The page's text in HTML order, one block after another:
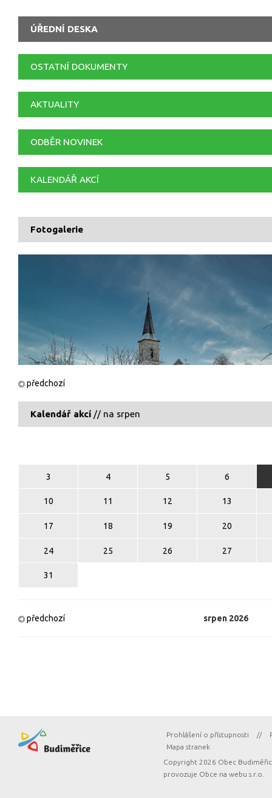
ÚŘEDNÍ DESKA
OSTATNÍ DOKUMENTY
AKTUALITY
ODBĚR NOVINEK
KALENDÁŘ AKCÍ
Fotogalerie
předchozí
Kalendář akcí // na srpen
3 4 5 6
10 11 12 13
17 18 19 20
24 25 26 27
31
předchozí srpen 2026
Prohlášení o přístupnosti //
Mapa stranek
Copyright 2026 Obec
provozuje Obce na webu s.r.o.